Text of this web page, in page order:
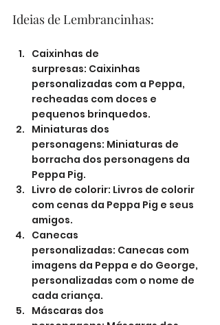
Ideias de Lembrancinhas:
Caixinhas de
surpresas: Caixinhas
personalizadas com a Peppa,
recheadas com doces e
pequenos brinquedos.
Miniaturas dos
personagens: Miniaturas de
borracha dos personagens da
Peppa Pig.
Livro de colorir: Livros de colorir
com cenas da Peppa Pig e seus
amigos.
Canecas
personalizadas: Canecas com
imagens da Peppa e do George,
personalizadas com o nome de
cada criança.
Máscaras dos